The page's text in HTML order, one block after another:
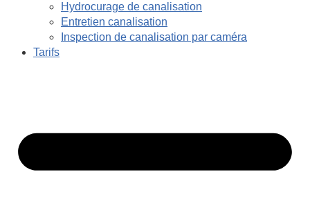
Hydrocurage de canalisation
Entretien canalisation
Inspection de canalisation par caméra
Tarifs